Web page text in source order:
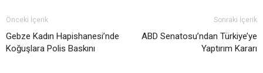
Önceki İçerik
Gebze Kadın Hapishanesi’nde
Koğuşlara Polis Baskını
Sonraki İçerik
ABD Senatosu’ndan Türkiye’ye
Yaptırım Kararı